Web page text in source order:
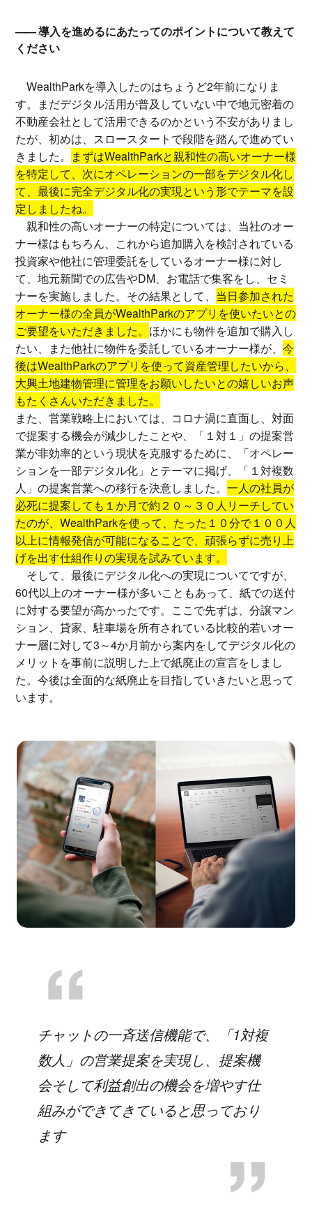
導入を進めるにあたってのポイントについて教えて
ください
WealthParkを導入したのはちょうど2年前になりま
す。まだデジタル活用が普及していない中で地元密着の
不動産会社として活用できるのかという不安がありまし
たが、初めは、スロースタートで段階を踏んで進めてい
きました。
まずはWealthParkと親和性の高いオーナー様
を特定して、次にオペレーションの一部をデジタル化し
て、最後に完全デジタル化の実現という形でテーマを設
定しましたね。
親和性の高いオーナーの特定については、当社のオー
ナー様はもちろん、これから追加購入を検討されている
投資家や他社に管理委託をしているオーナー様に対し
て、地元新聞での広告やDM、お電話で集客をし、セミ
ナーを実施しました。その結果として、 当日参加された
オーナー様の全員がWealthParkのアプリを使いたいとの
ご要望をいただきました。 ほかにも物件を追加で購入し
たい、また他社に物件を委託しているオーナー様が、今
後はWealthParkのアプリを使って資産管理したいから、
大興土地建物管理に管理をお願いしたいとの嬉しいお声
もたくさんいただきました。
また、営業戦略上においては、コロナ渦に直面し、対面
で提案する機会が減少したことや、「１対１」の提案営
業が非効率的という現状を克服するために、「オペレー
ションを一部デジタル化」とテーマに掲げ、「１対複数
人」の提案営業への移行を決意しました。一人の社員が
必死に提案しても１か月で約２０～３０人リーチしてい
たのが、WealthParkを使って、たった１０分で１００人
以上に情報発信が可能になることで、頑張らずに売り上
げを出す仕組作りの実現を試みています。
そして、最後にデジタル化への実現についてですが、
60代以上のオーナー様が多いこともあって、紙での送付
に対する要望が高かったです。ここで先ずは、分譲マン
ション、貸家、駐車場を所有されている比較的若いオー
ナー層に対して3～4か月前から案内をしてデジタル化の
メリットを事前に説明した上で紙廃止の宣言をしまし
た。今後は全面的な紙廃止を目指していきたいと思って
います。
チャットの一斉送信機能で、「1対複
数人」の営業提案を実現し、提案機
会そして利益創出の機会を増やす仕
組みができてきていると思っており
ます